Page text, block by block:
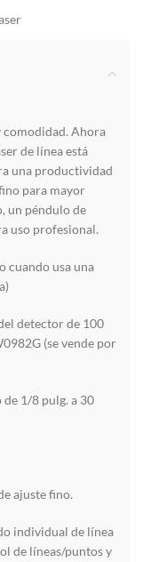
Ahora
de línea está
una productividad
para mayor
un péndulo de
uso profesional.
cuando usa una
detector de 100
(se vende por
1/8 pulg. a 30
ajuste fino.
individual de línea
de líneas/puntos y